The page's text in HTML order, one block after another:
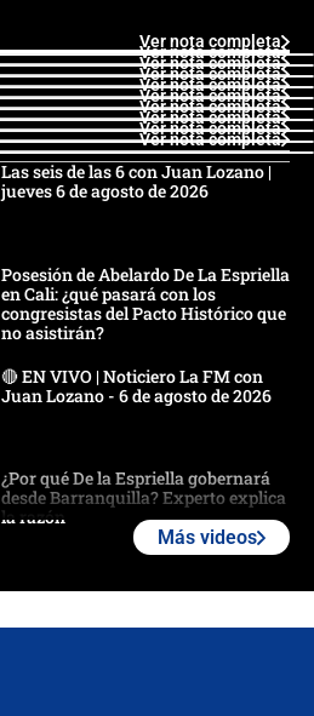
Ver nota completa
Ver nota completa
Ver nota completa
Ver nota completa
Ver nota completa
Ver nota completa
Ver nota completa
Ver nota completa
Ver nota completa
Ver nota completa
Las seis de las 6 con Juan Lozano |
jueves 6 de agosto de 2026
Posesión de Abelardo De La Espriella
en Cali: ¿qué pasará con los
congresistas del Pacto Histórico que
no asistirán?
🔴 EN VIVO | Noticiero La FM con
Juan Lozano - 6 de agosto de 2026
¿Por qué De la Espriella gobernará
desde Barranquilla? Experto explica
la razón
Más videos